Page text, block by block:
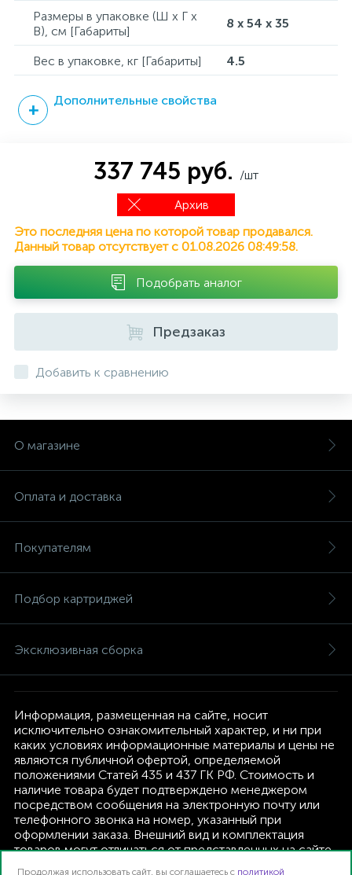
Размеры в упаковке (Ш x Г x
В), см [Габариты]
8 x 54 x 35
Вес в упаковке, кг [Габариты] 4.5
Дополнительные свойства
337 745 руб. /шт
Архив
Это последняя цена по которой товар продавался.
Данный товар отсутствует с 01.08.2026 08:49:58.
Подобрать аналог
Предзаказ
Добавить к сравнению
О магазине
Оплата и доставка
Покупателям
Подбор картриджей
Эксклюзивная сборка
Информация, размещенная на сайте, носит
исключительно ознакомительный характер, и ни при
каких условиях информационные материалы и цены не
являются публичной офертой, определяемой
положениями Статей 435 и 437 ГК РФ. Стоимость и
наличие товара будет подтверждено менеджером
посредством сообщения на электронную почту или
телефонного звонка на номер, указанный при
оформлении заказа. Внешний вид и комплектация
товаров могут отличаться от представленных на сайте.
Продолжая использовать сайт, вы соглашаетесь с политикой